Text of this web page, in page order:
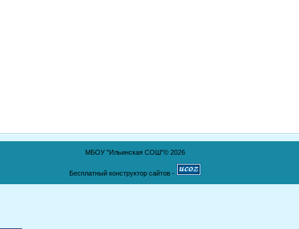
МБОУ "Ильинская СОШ"© 2026
Бесплатный конструктор сайтов -